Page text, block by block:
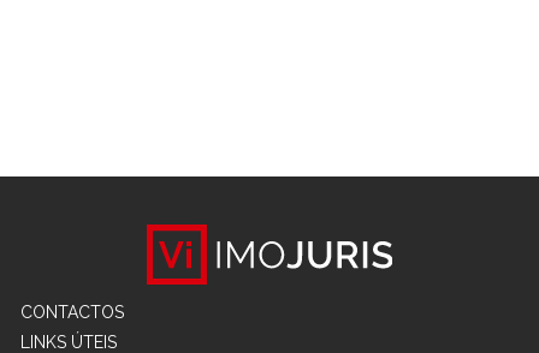
CONTACTOS
LINKS ÚTEIS